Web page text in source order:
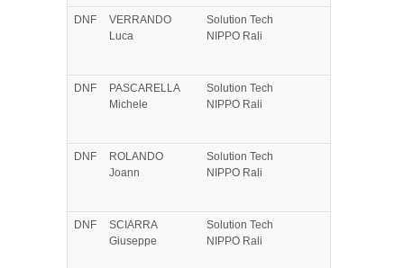
DNF
VERRANDO
Luca
Solution Tech
NIPPO Rali
DNF
PASCARELLA
Michele
Solution Tech
NIPPO Rali
DNF
ROLANDO
Joann
Solution Tech
NIPPO Rali
DNF
SCIARRA
Giuseppe
Solution Tech
NIPPO Rali